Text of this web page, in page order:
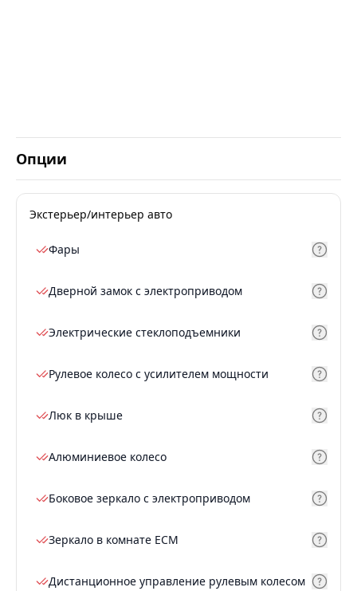
Опции
Экстерьер/интерьер авто
Фары
Дверной замок с электроприводом
Электрические стеклоподъемники
Рулевое колесо с усилителем мощности
Люк в крыше
Алюминиевое колесо
Боковое зеркало с электроприводом
Зеркало в комнате ECM
Дистанционное управление рулевым колесом